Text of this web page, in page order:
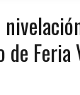
Feria